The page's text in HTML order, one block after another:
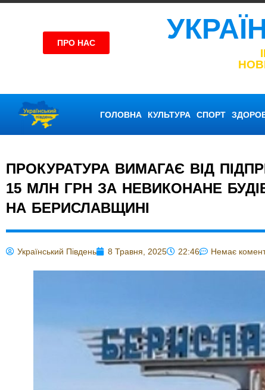
ПРО НАС
ГОЛОВНА КУЛЬТУРА СПОРТ
ПРОКУРАТУРА ВИМАГАЄ ВІД
15 МЛН ГРН ЗА НЕВИКОНАНЕ
НА БЕРИСЛАВЩИНІ
Український Південь 8 Травня, 2025 22:46 Немає